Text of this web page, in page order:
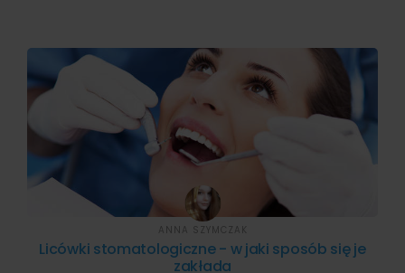
Licówki stomatologiczne - w jaki sposób się je
zakłada
ANNA SZYMCZAK